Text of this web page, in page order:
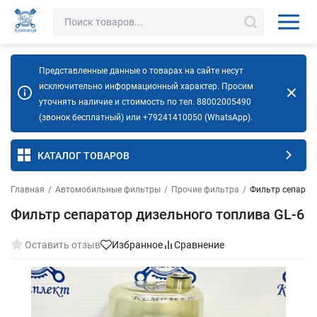
Представленные данные о товарах на сайте несут
исключительно информационный характер. Просим
уточнять наличие и стоимость по тел. 88002005490
(звонок бесплатный) или +79241410050 (WhatsApp).
КАТАЛОГ ТОВАРОВ
Главная / Автомобильные фильтры / Прочие фильтра / Фильтр
Фильтр сепаратор дизельного топлива GL-6
Оставить отзыв Избранное Сравнение